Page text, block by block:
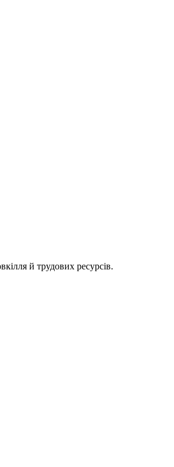
й трудових ресурсів.